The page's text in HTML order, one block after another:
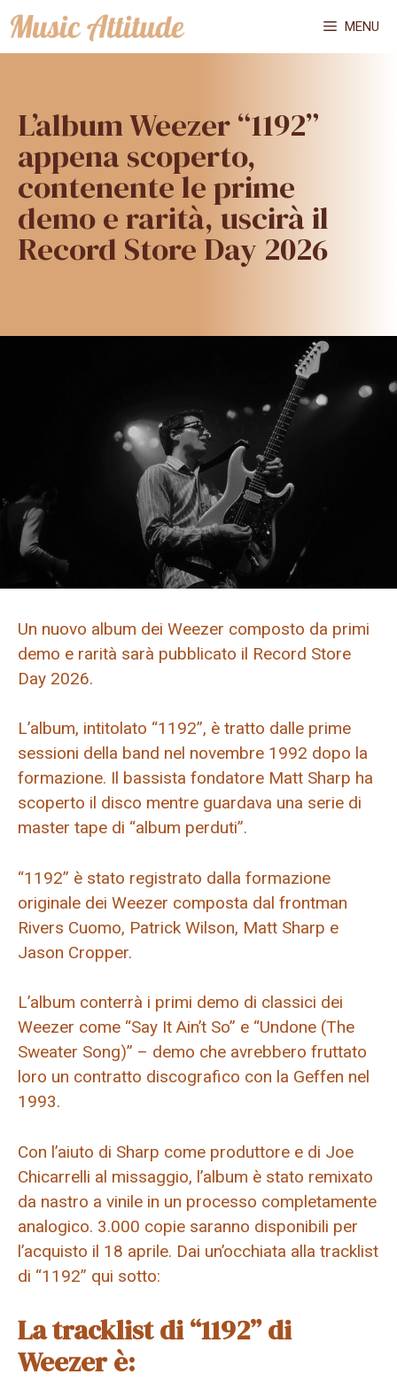
Vai
al
MENU
L’album Weezer “1192”
appena scoperto,
contenente le prime
demo e rarità, uscirà il
Record Store Day 2026
Un nuovo album dei Weezer composto da primi
demo e rarità sarà pubblicato il Record Store
Day 2026.
L’album, intitolato “1192”, è tratto dalle prime
sessioni della band nel novembre 1992 dopo la
formazione. Il bassista fondatore Matt Sharp ha
scoperto il disco mentre guardava una serie di
master tape di “album perduti”.
“1192” è stato registrato dalla formazione
originale dei Weezer composta dal frontman
Rivers Cuomo, Patrick Wilson, Matt Sharp e
Jason Cropper.
L’album conterrà i primi demo di classici dei
Weezer come “Say It Ain’t So” e “Undone (The
Sweater Song)” – demo che avrebbero fruttato
loro un contratto discografico con la Geffen nel
1993.
Con l’aiuto di Sharp come produttore e di Joe
Chicarrelli al missaggio, l’album è stato remixato
da nastro a vinile in un processo completamente
analogico. 3.000 copie saranno disponibili per
l’acquisto il 18 aprile. Dai un’occhiata alla tracklist
di “1192” qui sotto:
La tracklist di “1192” di
Weezer è: